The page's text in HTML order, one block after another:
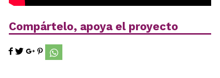
Compártelo, apoya el proyecto